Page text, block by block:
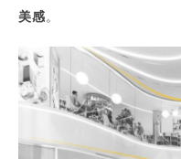
美感。